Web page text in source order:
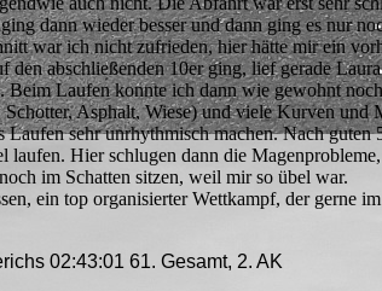
dann wieder besser und dann ging es nur
war ich nicht zufrieden, hier hätte mir ein
den abschließenden 10er ging, lief gerade
Beim Laufen konnte ich dann wie gewohnt
Schotter, Asphalt, Wiese) und viele Kurven
Laufen sehr unrhythmisch machen. Nach
laufen. Hier schlugen dann die
im Schatten sitzen, weil mir so übel war.
ein top organisierter Wettkampf, der gerne
02:43:01 61. Gesamt, 2. AK